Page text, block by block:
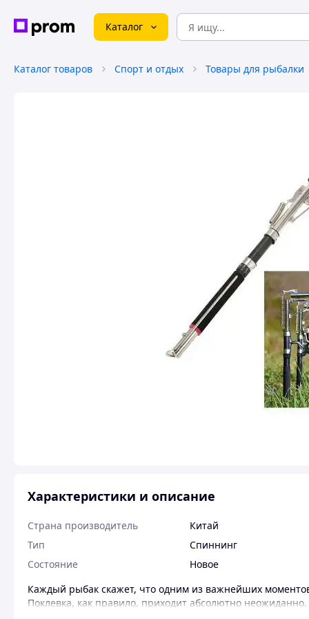
Каталог
Каталог товаров Спорт и отдых Товары для рыбалки
Характеристики и описание
Страна производитель
Китай
Тип
Спиннинг
Состояние
Новое
Каждый рыбак скажет, что одним из важнейших
Поклевка, как правило, приходит абсолютно